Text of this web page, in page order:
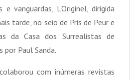
vanguardas, L’Originel, dirigida
tarde, no seio de Pris de Peur e
da Casa dos Surrealistas de
por Paul Sanda.
com inúmeras revistas